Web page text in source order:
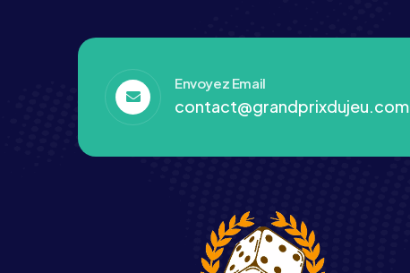
Envoyez Email
contact@grandprixdujeu.com